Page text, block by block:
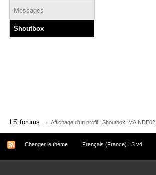
Messages
Shoutbox
LS forums → Affichage d'un profil : Shoutbox: MAINDE02
Changer le thème Français (France) LS v4